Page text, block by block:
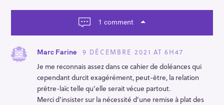
a
n
1 comment
Marc Farine
9 DÉCEMBRE 2021 AT 6H47
Je me reconnais assez dans ce cahier de doléances qui
cependant durcit exagérément, peut-être, la relation
prêtre-laïc telle qu’elle serait vécue partout.
Merci d’insister sur la nécessité d’une remise à plat des